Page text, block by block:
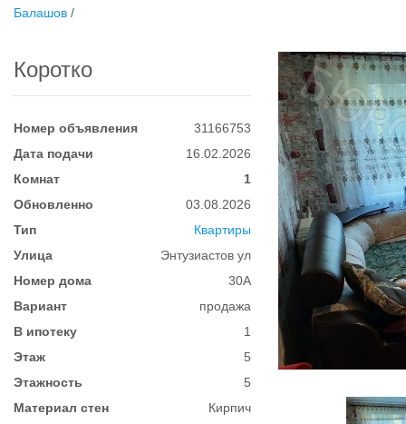
Балашов /
Коротко
Номер объявления
31166753
Дата подачи
16.02.2026
Комнат
1
Обновленно
03.08.2026
Тип
Квартиры
Улица
Энтузиастов ул
Номер дома
30А
Вариант
продажа
В ипотеку
1
Этаж
5
Этажность
5
Материал стен
Кирпич